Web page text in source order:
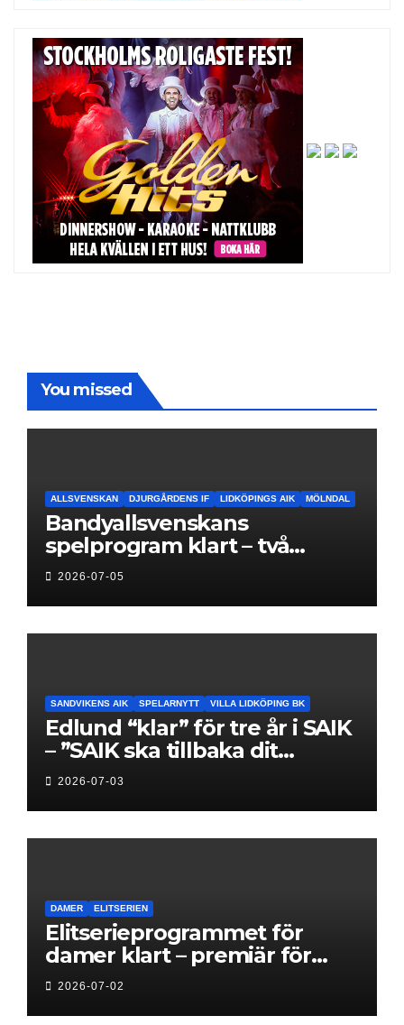
You missed
ALLSVENSKAN DJURGÅRDENS IF LIDKÖPINGS AIK MÖLNDAL
Bandyallsvenskans
spelprogram klart – två
föreningar jagar sin
elitseriesäsong
2026-07-05
SANDVIKENS AIK SPELARNYTT VILLA LIDKÖPING BK
Edlund “klar” för tre år i SAIK
– ”SAIK ska tillbaka dit
klubben hör hemma”
2026-07-03
DAMER ELITSERIEN
Elitserieprogrammet för
damer klart – premiär för
Next Level
2026-07-02